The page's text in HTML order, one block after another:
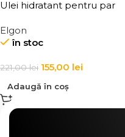
Ulei hidratant pentru par
Wonder Nutri Oil
Elgon
în stoc
221,00lei 155,00 lei
Adaugă în coș